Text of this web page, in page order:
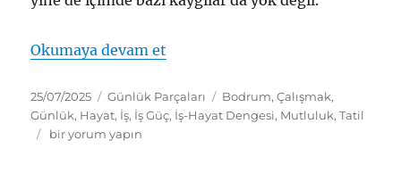
Okumaya devam et
Yayın
tarihi
25/07/2025 Kategoriler
Günlük Parçaları Etiketler
Bodrum,Çalışmak,
Günlük, Hayat, İş, İş Güç, İş-Hayat Dengesi, Mutluluk,Tatil
Günlük
bir yorum yapın